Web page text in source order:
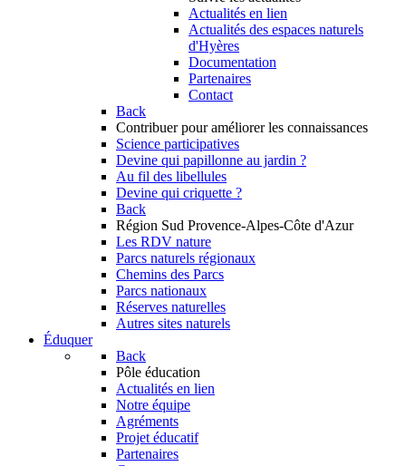
Actualités en lien
Actualités des espaces naturels
d'Hyères
Documentation
Partenaires
Contact
Back
Contribuer pour améliorer les connaissances
Science participatives
Devine qui papillonne au jardin ?
Au fil des libellules
Devine qui criquette ?
Back
Région Sud Provence-Alpes-Côte d'Azur
Les RDV nature
Parcs naturels régionaux
Chemins des Parcs
Parcs nationaux
Réserves naturelles
Autres sites naturels
Éduquer
Back
Pôle éducation
Actualités en lien
Notre équipe
Agréments
Projet éducatif
Partenaires